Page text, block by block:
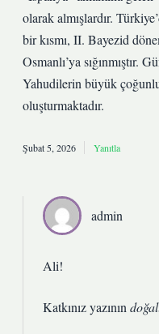
olarak almışlardır.
bir kısmı, II. Bayezid
Osmanlı’ya sığınmıştır.
Yahudilerin büyük
oluşturmaktadır.
Şubat 5, 2026 Yanıtla
admin
Ali!
Katkınız yazının